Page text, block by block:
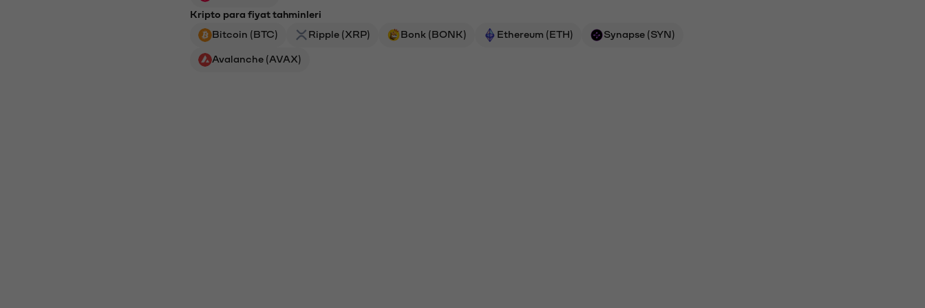
Kripto para fiyat tahminleri
Bitcoin (BTC)
Ripple (XRP) Bonk (BONK) Ethereum (ETH) Synapse (SYN)
Avalanche (AVAX)